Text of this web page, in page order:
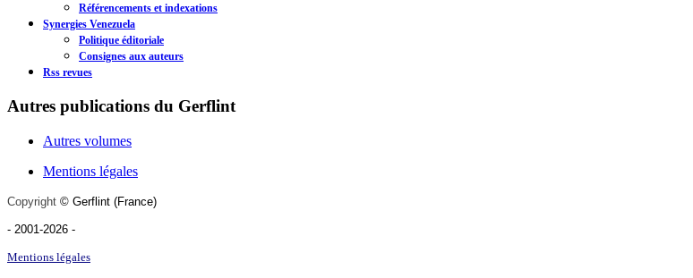
Référencements et indexations
Synergies Venezuela
Politique éditoriale
Consignes aux auteurs
Rss revues
Autres publications du Gerflint
Autres volumes
Mentions légales
Copyright © Gerflint (France)
- 2001-2026 -
Mentions légales